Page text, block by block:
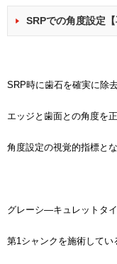
SRPでの角度設定【
SRP時に歯石を確実に除
エッジと歯面との角度を
角度設定の視覚的指標と
グレーシ―キュレットタイ
第1シャンクを施術してい